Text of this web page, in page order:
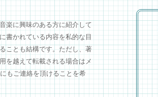
楽に興味のある方に紹介して
書かれている内容を私的な目
ことも結構です。ただし、著
を越えて転載される場合はメ
もご連絡を頂けることを希